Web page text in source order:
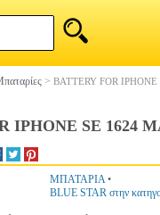
> BATTERY FOR
IPHONE SE 1624
ΜΠΑΤΑΡΙΑ•
BLUE STAR στην